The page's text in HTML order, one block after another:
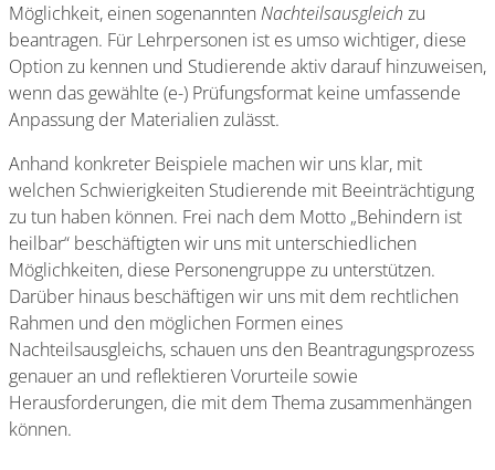
Möglichkeit, einen sogenannten Nachteilsausgleich zu
beantragen. Für Lehrpersonen ist es umso wichtiger, diese
Option zu kennen und Studierende aktiv darauf hinzuweisen,
wenn das gewählte (e-) Prüfungsformat keine umfassende
Anpassung der Materialien zulässt.
Anhand konkreter Beispiele machen wir uns klar, mit
welchen Schwierigkeiten Studierende mit Beeinträchtigung
zu tun haben können. Frei nach dem Motto „Behindern ist
heilbar“ beschäftigten wir uns mit unterschiedlichen
Möglichkeiten, diese Personengruppe zu unterstützen.
Darüber hinaus beschäftigen wir uns mit dem rechtlichen
Rahmen und den möglichen Formen eines
Nachteilsausgleichs, schauen uns den Beantragungsprozess
genauer an und reflektieren Vorurteile sowie
Herausforderungen, die mit dem Thema zusammenhängen
können.